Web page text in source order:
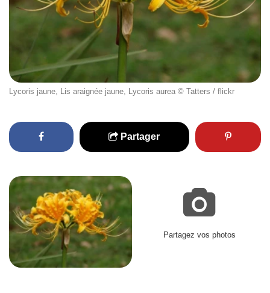
Lycoris jaune, Lis araignée jaune, Lycoris aurea © Tatters / flickr
Partager
Partagez vos photos